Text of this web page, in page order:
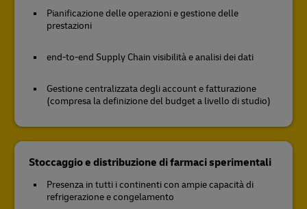
Pianificazione delle operazioni e gestione delle
prestazioni
end-to-end Supply Chain visibilità e analisi dei dati
Gestione centralizzata degli account e fatturazione
(compresa la definizione del budget a livello di studio)
Stoccaggio e distribuzione di farmaci sperimentali
Presenza in tutti i continenti con ampie capacità di
refrigerazione e congelamento